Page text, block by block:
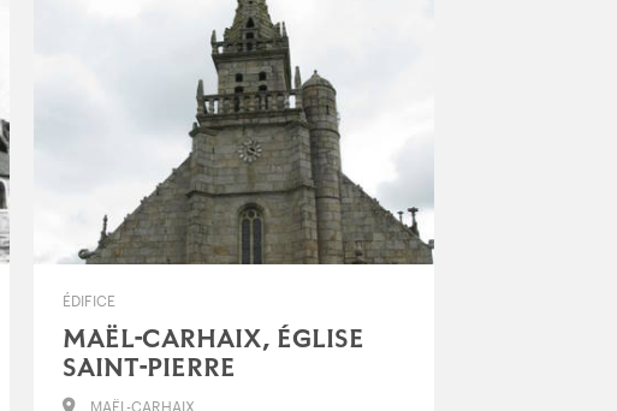
ÉDIFICE
MAËL-CARHAIX, ÉGLISE
SAINT-PIERRE
MAËL-CARHAIX